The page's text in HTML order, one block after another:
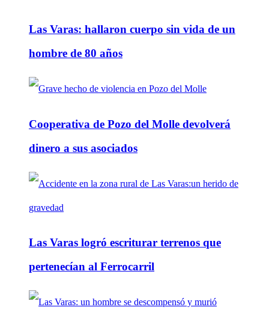
Las Varas: hallaron cuerpo sin vida de un
hombre de 80 años
Cooperativa de Pozo del Molle devolverá
dinero a sus asociados
Las Varas logró escriturar terrenos que
pertenecían al Ferrocarril